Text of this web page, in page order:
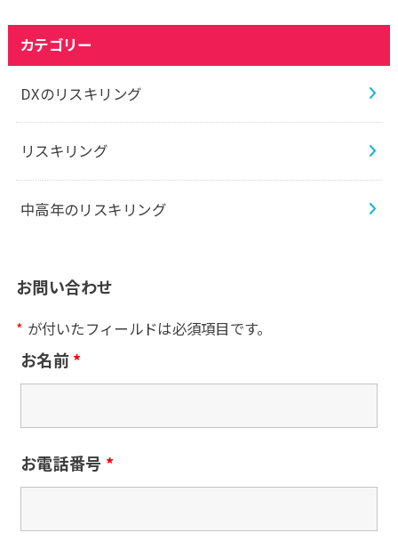
カテゴリー
DXのリスキリング
リスキリング
中高年のリスキリング
お問い合わせ
* が付いたフィールドは必須項目です。
お名前*
お電話番号 *